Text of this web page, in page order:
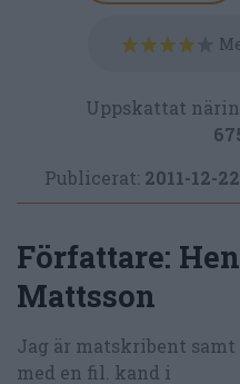
Uppskattat
Publicerat: 2011-12-22
Författare:
Mattsson
Jag är matskribent
med en fil. kand i